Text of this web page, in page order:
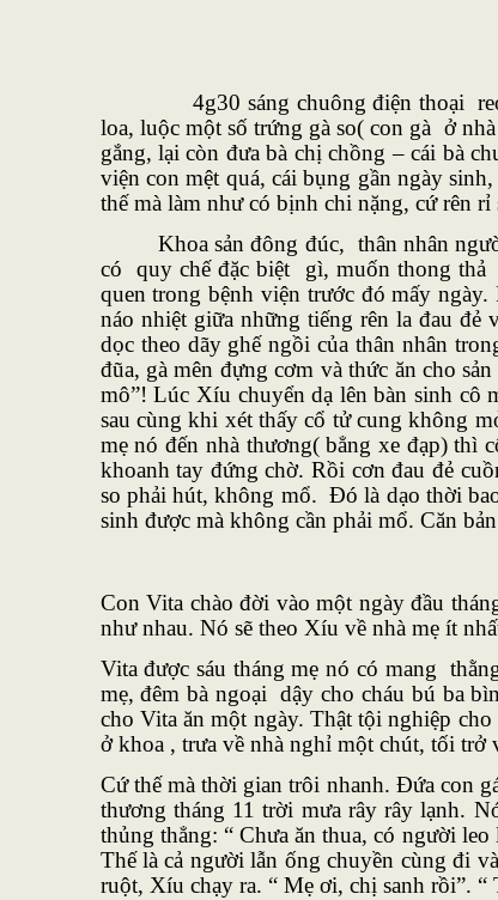
4g30 sáng chuông điện thoại reo
loa, luộc một số trứng gà so( con gà ở
gắng, lại còn đưa bà chị chồng – cái bà
viện con mệt quá, cái bụng gần ngày
thế mà làm như có bịnh chi nặng, cứ rên
Khoa sản đông đúc, thân nhân
có quy chế đặc biệt gì, muốn thong thả
quen trong bệnh viện trước đó mấy
náo nhiệt giữa những tiếng rên la đau
dọc theo dãy ghế ngồi của thân nhân
đũa, gà mên đựng cơm và thức ăn cho
mô”! Lúc Xíu chuyển dạ lên bàn sinh cô
sau cùng khi xét thấy cổ tử cung không
mẹ nó đến nhà thương( bẳng xe đạp) thì
khoanh tay đứng chờ. Rồi cơn đau đẻ
so phải hút, không mổ. Đó là dạo thời
sinh được mà không cần phải mổ. Căn
Con Vita chào đời vào một ngày đầu
như nhau. Nó sẽ theo Xíu về nhà mẹ ít
Vita được sáu tháng mẹ nó có mang
mẹ, đêm bà ngoại dậy cho cháu bú ba
cho Vita ăn một ngày. Thật tội nghiệp
ở khoa , trưa về nhà nghỉ một chút, tối trở
Cứ thế mà thời gian trôi nhanh. Đứa con
thương tháng 11 trời mưa rây rây lạnh.
thủng thẳng: “ Chưa ăn thua, có người
Thế là cả người lẫn ống chuyền cùng đi
ruột, Xíu chạy ra. “ Mẹ ơi, chị sanh rồi”. “